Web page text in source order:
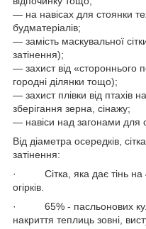
― на навісах для стоянки
будматеріалів;
― замість маскувальної
затінення);
― захист від «стороннього
городні ділянки тощо);
― захист плівки від птахів
зберігання зерна, сінажу;
― навіси над загонами для
Від діаметра осередків,
затінення:
· Сітка, яка дає тінь на
огірків.
· 65% - пасльонових
накриття теплиць зовні,